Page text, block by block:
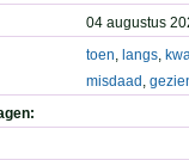
04 augustus
toen, langs,
misdaad ,